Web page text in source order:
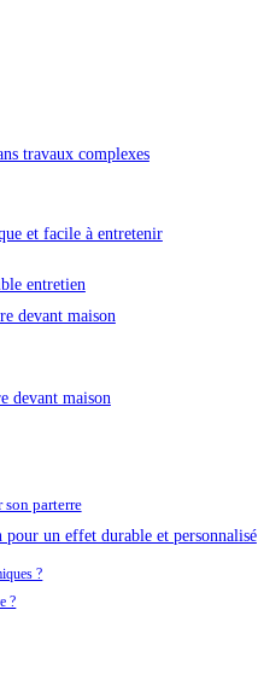
travaux complexes
et facile à entretenir
entretien
devant maison
devant maison
parterre
pour un effet durable et personnalisé
?
?